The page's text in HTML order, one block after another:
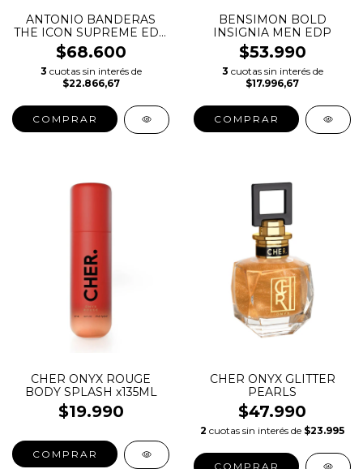
ANTONIO BANDERAS
THE ICON SUPREME EDP
ESTUCHE 100ML
$68.600
3 cuotas sin interés de
$22.866,67
BENSIMON BOLD
INSIGNIA MEN EDP
$53.990
3 cuotas sin interés de
$17.996,67
COMPRAR
CHER ONYX ROUGE
BODY SPLASH x135ML
$19.990
COMPRAR
CHER ONYX GLITTER
PEARLS
$47.990
2 cuotas sin interés de $23.995
COMPRAR